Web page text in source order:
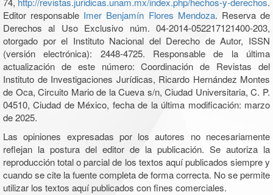
Editor responsable Imer Benjamín Flores Mendoza. Reserva de
Derechos al Uso Exclusivo núm. 04-2014-052217121400-203,
otorgado por el Instituto Nacional del Derecho de Autor, ISSN
(versión electrónica): 2448-4725. Responsable de la última
actualización de este número: Coordinación de Revistas del
Instituto de Investigaciones Jurídicas, Ricardo Hernández Montes
de Oca, Circuito Mario de la Cueva s/n, Ciudad Universitaria, C. P.
04510, Ciudad de México, fecha de la última modificación: marzo
de 2025.
Las opiniones expresadas por los autores no necesariamente
reflejan la postura del editor de la publicación. Se autoriza la
reproducción total o parcial de los textos aquí publicados siempre y
cuando se cite la fuente completa de forma correcta. No se permite
utilizar los textos aquí publicados con fines comerciales.